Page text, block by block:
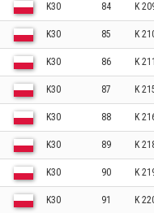
K30 84 K
K30 85 K
K30 86 K 211
K30 87 K
K30 88 K
K30 89 K
K30 90 K
K30 91 K